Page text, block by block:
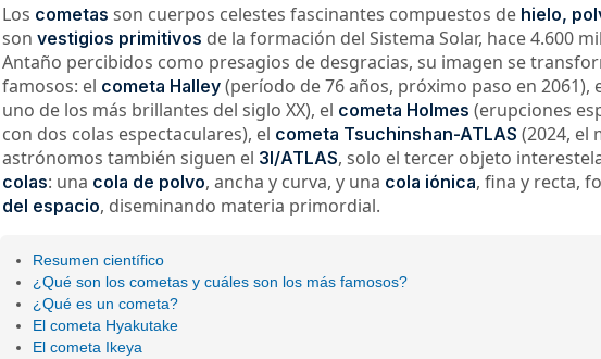
Los cometas son cuerpos celestes fascinantes compuestos de hielo,
son vestigios primitivos de la formación del Sistema Solar, hace 4.600
Antaño percibidos como presagios de desgracias, su imagen se
famosos: el cometa Halley(período de 76 años, próximo paso en 2061),
uno de los más brillantes del siglo XX), el cometa Holmes (erupciones
con dos colas espectaculares), el cometa Tsuchinshan-ATLAS (2024, el
astrónomos también siguen el 3I/ATLAS, solo el tercer objeto
colas: una cola de polvo, ancha y curva, y una cola iónica, fina y recta,
del espacio, diseminando materia primordial.
Resumen científico
¿Qué son los cometas y cuáles son los más famosos?
¿Qué es un cometa?
El cometa Hyakutake
El cometa Ikeya